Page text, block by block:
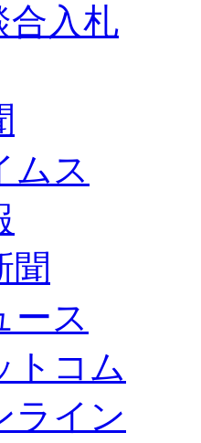
合入札
ムス
聞
ース
トコム
ライン